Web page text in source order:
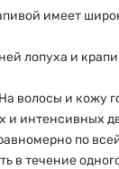
имеет
лопуха и
волосы и кожу
и интенсивных
по
в течение